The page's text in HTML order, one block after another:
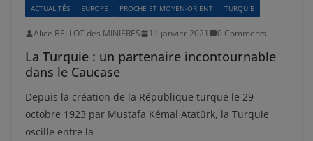
ACTUALITÉS EUROPE PROCHE ET MOYEN-ORIENT TURQUIE
Alice BELLOT des MINIERES 11 janvier 2021 0 Comments
La Turquie : un partenaire incontournable
dans le Caucase
Depuis la création de la République turque le 29
octobre 1923 par Mustafa Kémal Atatürk, la Turquie
oscille entre la